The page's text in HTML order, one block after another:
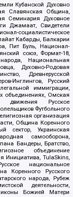
Кубанской Духовно
Славянская Община,
Семинария Духовное
Джамаат, Свидетели
социалистическое
Кабарды, Балкарии
Пит Буль, Национал-
союз, Формат-18,
Национальная
Духовно-Родовая
Древнерусской
Инглингов, Русский
иммиграции,
объединениях, Омская
движения Русское
Футбольного
организация
Община Коренного
сектор, Украинская
самооборона,
Бандеры, Братство,
объединение
Инициатива, TulaSkins,
национальное
Коренного Русского
народа, Рубеж
деятельности,
Божией Матери